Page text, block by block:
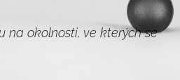
na okolnosti, ve kterých se